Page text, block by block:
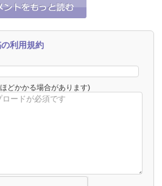
利用規約
どかかる場合があります)